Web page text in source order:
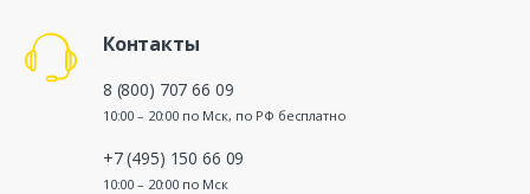
Контакты
8 (800) 707 66 09
10:00 – 20:00 по Мск, по РФ бесплатно
+7 (495) 150 66 09
10:00 – 20:00 по Мск